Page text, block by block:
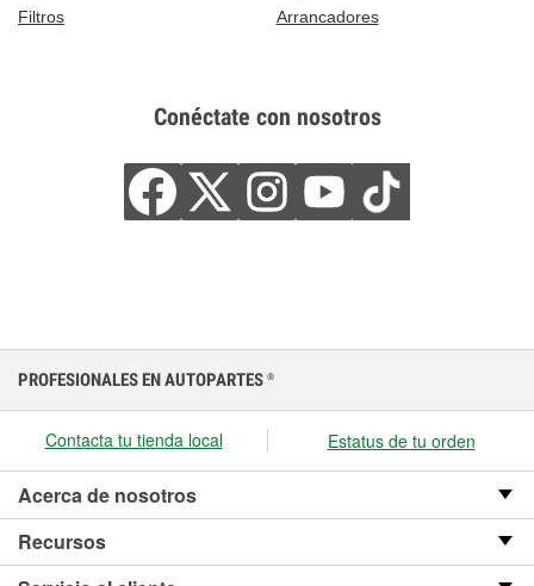
Filtros
Arrancadores
Conéctate con nosotros
PROFESIONALES EN AUTOPARTES ®
Contacta tu tienda local Estatus de tu orden
Acerca de nosotros
Recursos